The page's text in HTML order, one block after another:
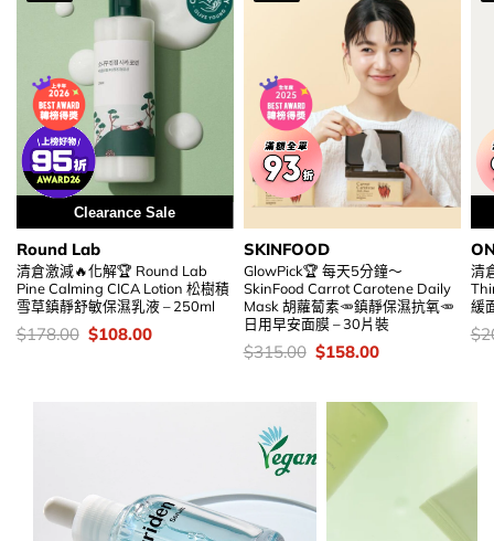
Clearance Sale
Round Lab
清倉激減🔥化解🏆 Round Lab
Pine Calming CICA Lotion 松樹積
雪草鎮靜舒敏保濕乳液 – 250ml
價
錢：
$178.00 Original
price
$108.00Current
SKINFOOD
GlowPick🏆 每天5分鐘～
SkinFood Carrot Carotene Daily
Mask 胡蘿蔔素🥕鎮靜保濕抗氧🥕
日用早安面膜 – 30片裝
價
錢：
$315.00 Original
price
$315.00.
$158.00Current
$158.00.
清
緩
價
錢
$